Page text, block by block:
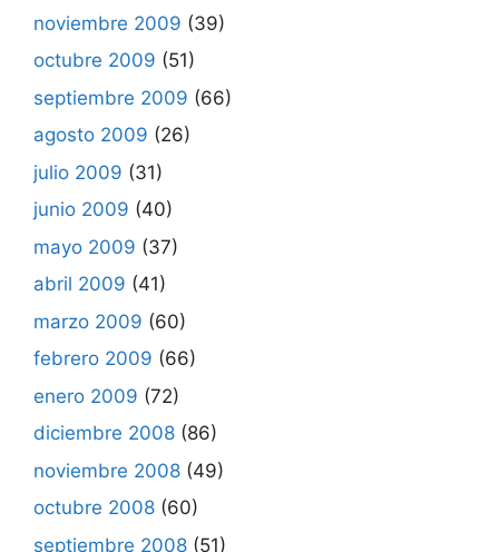
noviembre 2009 (39)
octubre 2009 (51)
septiembre 2009 (66)
agosto 2009 (26)
julio 2009 (31)
junio 2009 (40)
mayo 2009 (37)
abril 2009 (41)
marzo 2009 (60)
febrero 2009 (66)
enero 2009 (72)
diciembre 2008 (86)
noviembre 2008 (49)
octubre 2008 (60)
septiembre 2008 (51)